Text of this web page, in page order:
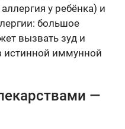
у ребёнка) и
большое
вызвать зуд и
истинной иммунной
—